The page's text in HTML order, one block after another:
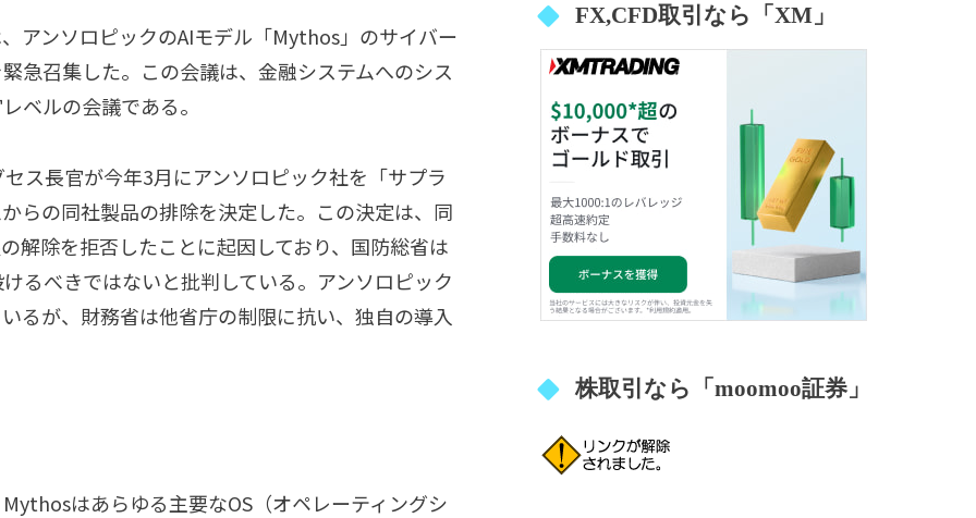
アンソロピックのAIモデル「Mythos」のサイバー
急召集した。この会議は、金融システムへのシス
ベルの会議である。
ス長官が今年3月にアンソロピック社を「サプラ
らの同社製品の排除を決定した。この決定は、同
解除を拒否したことに起因しており、国防総省は
るべきではないと批判している。アンソロピック
るが、財務省は他省庁の制限に抗い、独自の導入
はあらゆる主要なOS（オペレーティングシ
FX,CFD取引なら「XM」
株取引なら「moomoo証券」